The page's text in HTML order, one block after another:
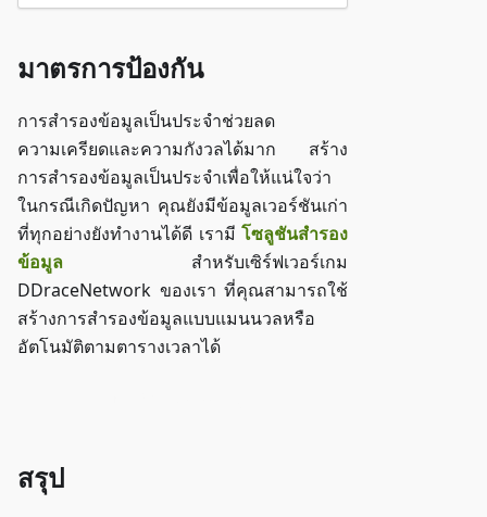
มาตรการป้องกัน
การสำรองข้อมูลเป็นประจำช่วยลด
ความเครียดและความกังวลได้มาก สร้าง
การสำรองข้อมูลเป็นประจำเพื่อให้แน่ใจว่า
ในกรณีเกิดปัญหา คุณยังมีข้อมูลเวอร์ชันเก่า
ที่ทุกอย่างยังทำงานได้ดี เรามี โซลูชันสำรอง
ข้อมูล สำหรับเซิร์ฟเวอร์เกม
DDraceNetwork ของเรา ที่คุณสามารถใช้
สร้างการสำรองข้อมูลแบบแมนนวลหรือ
อัตโนมัติตามตารางเวลาได้
สรุป